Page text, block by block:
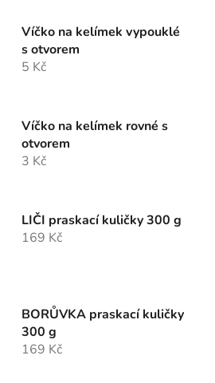
Víčko na kelímek vypouklé
s otvorem
5 Kč
Víčko na kelímek rovné s
otvorem
3 Kč
LIČI praskací kuličky 300 g
169 Kč
BORŮVKA praskací kuličky
300 g
169 Kč